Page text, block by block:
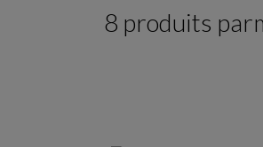
8 produits